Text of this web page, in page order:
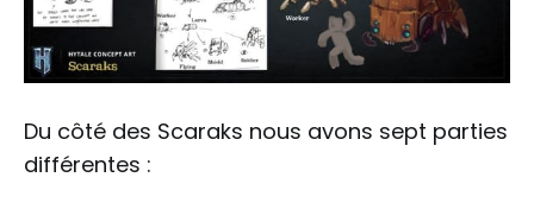
Du côté des Scaraks nous avons sept parties
différentes :